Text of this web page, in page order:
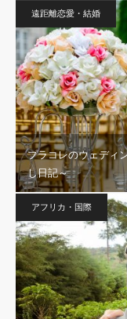
遠距離恋愛・結婚
プラコレのウェディ
し日記～
アフリカ・国際